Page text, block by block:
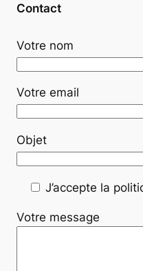
Contact
Votre nom
Votre email
Objet
J’accepte la
Votre message